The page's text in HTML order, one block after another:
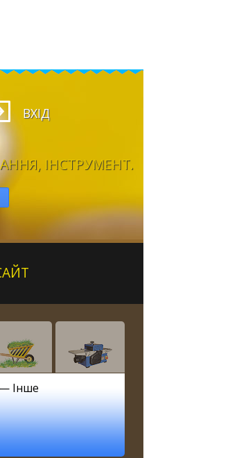
ІНСТРУМЕНТ.
ВХІД
Інше